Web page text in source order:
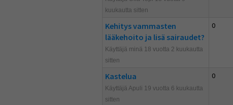
kuukautta sitten
Kehitys vammasten
lääkehoito ja lisä sairaudet?
Käyttäjä minä 18 vuotta 2 kuukautta
sitten
0
Kastelua
Käyttäjä Apuli 19 vuotta 6 kuukautta
sitten
0